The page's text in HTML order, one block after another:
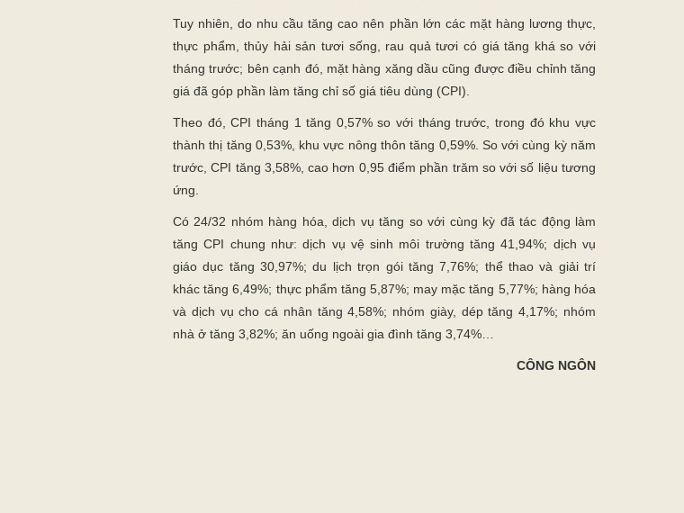
Tuy nhiên, do nhu cầu tăng cao nên phần lớn các mặt hàng lương thực,
thực phẩm, thủy hải sản tươi sống, rau quả tươi có giá tăng khá so với
tháng trước; bên cạnh đó, mặt hàng xăng dầu cũng được điều chỉnh tăng
giá đã góp phần làm tăng chỉ số giá tiêu dùng (CPI).
Theo đó, CPI tháng 1 tăng 0,57% so với tháng trước, trong đó khu vực
thành thị tăng 0,53%, khu vực nông thôn tăng 0,59%. So với cùng kỳ năm
trước, CPI tăng 3,58%, cao hơn 0,95 điểm phần trăm so với số liệu tương
ứng.
Có 24/32 nhóm hàng hóa, dịch vụ tăng so với cùng kỳ đã tác động làm
tăng CPI chung như: dịch vụ vệ sinh môi trường tăng 41,94%; dịch vụ
giáo dục tăng 30,97%; du lịch trọn gói tăng 7,76%; thể thao và giải trí
khác tăng 6,49%; thực phẩm tăng 5,87%; may mặc tăng 5,77%; hàng hóa
và dịch vụ cho cá nhân tăng 4,58%; nhóm giày, dép tăng 4,17%; nhóm
nhà ở tăng 3,82%; ăn uống ngoài gia đình tăng 3,74%…
CÔNG NGÔN